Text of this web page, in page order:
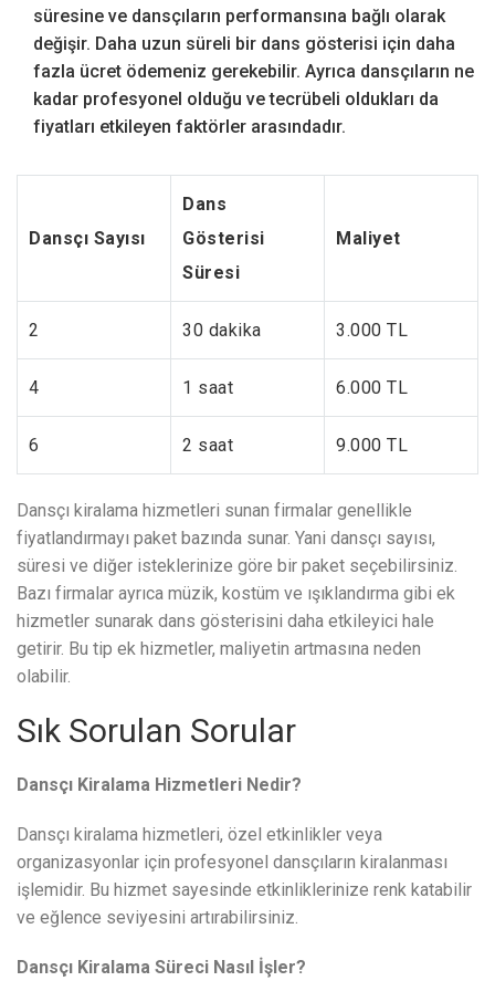
süresine ve dansçıların performansına bağlı olarak
değişir. Daha uzun süreli bir dans gösterisi için daha
fazla ücret ödemeniz gerekebilir. Ayrıca dansçıların ne
kadar profesyonel olduğu ve tecrübeli oldukları da
fiyatları etkileyen faktörler arasındadır.
Dansçı Sayısı
Dans
Gösterisi
Süresi
Maliyet
2 30 dakika 3.000 TL
4 1 saat 6.000 TL
6 2 saat 9.000 TL
Dansçı kiralama hizmetleri sunan firmalar genellikle
fiyatlandırmayı paket bazında sunar. Yani dansçı sayısı,
süresi ve diğer isteklerinize göre bir paket seçebilirsiniz.
Bazı firmalar ayrıca müzik, kostüm ve ışıklandırma gibi ek
hizmetler sunarak dans gösterisini daha etkileyici hale
getirir. Bu tip ek hizmetler, maliyetin artmasına neden
olabilir.
Sık Sorulan Sorular
Dansçı Kiralama Hizmetleri Nedir?
Dansçı kiralama hizmetleri, özel etkinlikler veya
organizasyonlar için profesyonel dansçıların kiralanması
işlemidir. Bu hizmet sayesinde etkinliklerinize renk katabilir
ve eğlence seviyesini artırabilirsiniz.
Dansçı Kiralama Süreci Nasıl İşler?